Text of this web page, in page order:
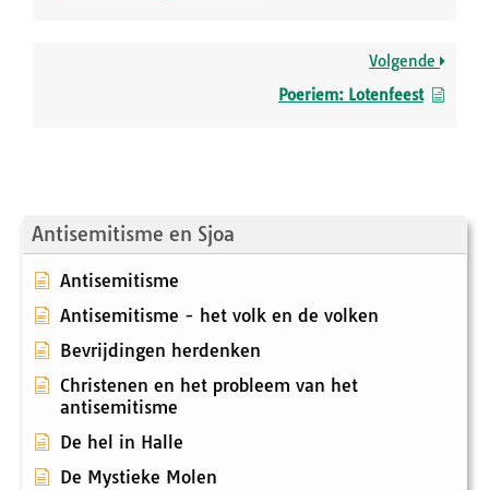
Antisemitisme en Sjoa
Antisemitisme
Antisemitisme - het volk en de volken
Bevrijdingen herdenken
Christenen en het probleem van het
antisemitisme
De hel in Halle
De Mystieke Molen
Volgende
Poeriem: Lotenfeest